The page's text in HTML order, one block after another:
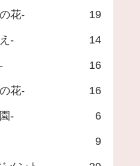
花- 19
- 14
16
花- 16
- 6
9